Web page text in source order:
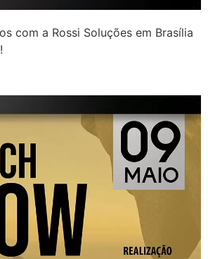
com a Rossi Soluções em Brasília